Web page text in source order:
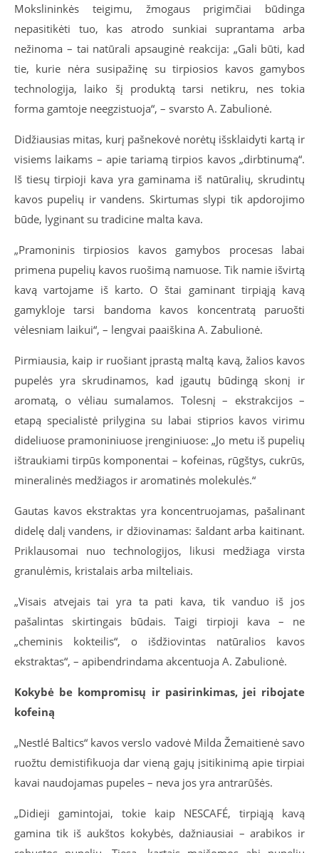
Mokslininkės teigimu, žmogaus prigimčiai būdinga
nepasitikėti tuo, kas atrodo sunkiai suprantama arba
nežinoma – tai natūrali apsauginė reakcija: „Gali būti, kad
tie, kurie nėra susipažinę su tirpiosios kavos gamybos
technologija, laiko šį produktą tarsi netikru, nes tokia
forma gamtoje neegzistuoja“, – svarsto A. Zabulionė.
Didžiausias mitas, kurį pašnekovė norėtų išsklaidyti kartą ir
visiems laikams – apie tariamą tirpios kavos „dirbtinumą“.
Iš tiesų tirpioji kava yra gaminama iš natūralių, skrudintų
kavos pupelių ir vandens. Skirtumas slypi tik apdorojimo
būde, lyginant su tradicine malta kava.
„Pramoninis tirpiosios kavos gamybos procesas labai
primena pupelių kavos ruošimą namuose. Tik namie išvirtą
kavą vartojame iš karto. O štai gaminant tirpiąją kavą
gamykloje tarsi bandoma kavos koncentratą paruošti
vėlesniam laikui“, – lengvai paaiškina A. Zabulionė.
Pirmiausia, kaip ir ruošiant įprastą maltą kavą, žalios kavos
pupelės yra skrudinamos, kad įgautų būdingą skonį ir
aromatą, o vėliau sumalamos. Tolesnį – ekstrakcijos –
etapą specialistė prilygina su labai stiprios kavos virimu
dideliuose pramoniniuose įrenginiuose: „Jo metu iš pupelių
ištraukiami tirpūs komponentai – kofeinas, rūgštys, cukrūs,
mineralinės medžiagos ir aromatinės molekulės.“
Gautas kavos ekstraktas yra koncentruojamas, pašalinant
didelę dalį vandens, ir džiovinamas: šaldant arba kaitinant.
Priklausomai nuo technologijos, likusi medžiaga virsta
granulėmis, kristalais arba milteliais.
„Visais atvejais tai yra ta pati kava, tik vanduo iš jos
pašalintas skirtingais būdais. Taigi tirpioji kava – ne
„cheminis kokteilis“, o išdžiovintas natūralios kavos
ekstraktas“, – apibendrindama akcentuoja A. Zabulionė.
Kokybė be kompromisų ir pasirinkimas, jei ribojate
kofeiną
„Nestlé Baltics“ kavos verslo vadovė Milda Žemaitienė savo
ruožtu demistifikuoja dar vieną gajų įsitikinimą apie tirpiai
kavai naudojamas pupeles – neva jos yra antrarūšės.
„Didieji gamintojai, tokie kaip NESCAFÉ, tirpiąją kavą
gamina tik iš aukštos kokybės, dažniausiai – arabikos ir